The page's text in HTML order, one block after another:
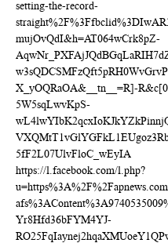
setting-the-record-
mujOvQdI&h=AT064wCrk8pZ-
X_yOQRaOA&__tn__=R]-
5W5sqLwvKpS-
5fF2L07UlvFloC_wEyIA
https://l.facebook.com/l.php?
Yr8Hfd36bFYM4YJ-